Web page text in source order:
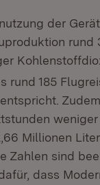
der
rund
rund 185
weniger
Millionen
Zahlen sind
dass